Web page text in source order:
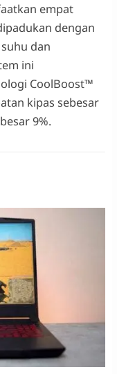
empat
dengan
dan
ini
CoolBoost™
kipas sebesar
9%.